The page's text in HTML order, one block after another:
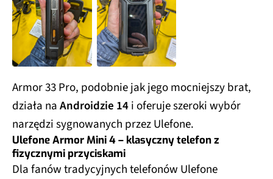
Armor 33 Pro, podobnie jak jego mocniejszy brat,
działa naAndroidzie 14i oferuje szeroki wybór
narzędzi sygnowanych przez Ulefone.
Ulefone Armor Mini 4 – klasyczny telefon z
fizycznymi przyciskami
Dla fanów tradycyjnych telefonów Ulefone